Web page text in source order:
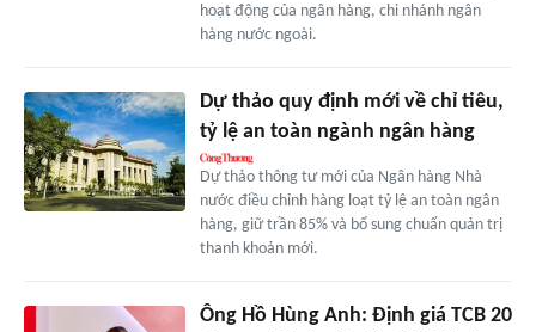
hoạt động của ngân hàng, chi nhánh ngân
hàng nước ngoài.
Dự thảo quy định mới về chỉ tiêu,
tỷ lệ an toàn ngành ngân hàng
Dự thảo thông tư mới của Ngân hàng Nhà
nước điều chỉnh hàng loạt tỷ lệ an toàn ngân
hàng, giữ trần 85% và bổ sung chuẩn quản trị
thanh khoản mới.
Ông Hồ Hùng Anh: Định giá TCB 20